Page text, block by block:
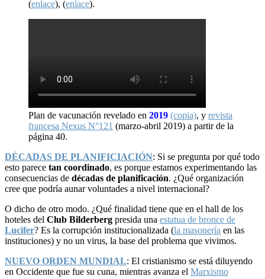
(enlace), (enlace).
Plan de vacunación revelado en 2019 (copia), y revista
francesa Nexus N°121 (marzo-abril 2019) a partir de la
página 40.
DÉCADAS DE PLANIFICIACIÓN: Si se pregunta por qué todo
esto parece tan coordinado, es porque estamos experimentando las
consecuencias de décadas de planificación. ¿Qué organización
cree que podría aunar voluntades a nivel internacional?
O dicho de otro modo. ¿Qué finalidad tiene que en el hall de los
hoteles del Club Bilderberg presida una estatua de bronce de
Lucifer? Es la corrupción institucionalizada (la masonería en las
instituciones) y no un virus, la base del problema que vivimos.
NUEVO ORDEN MUNDIAL: El cristianismo se está diluyendo
en Occidente que fue su cuna, mientras avanza el Marxismo